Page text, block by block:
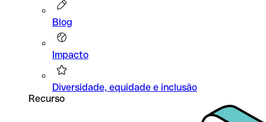
Blog
Impacto
Diversidade, equidade e inclusão
Recurso